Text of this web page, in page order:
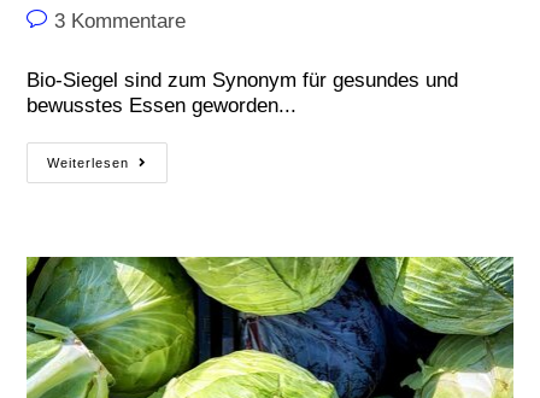
3 Kommentare
Bio-Siegel sind zum Synonym für gesundes und
bewusstes Essen geworden...
Weiterlesen